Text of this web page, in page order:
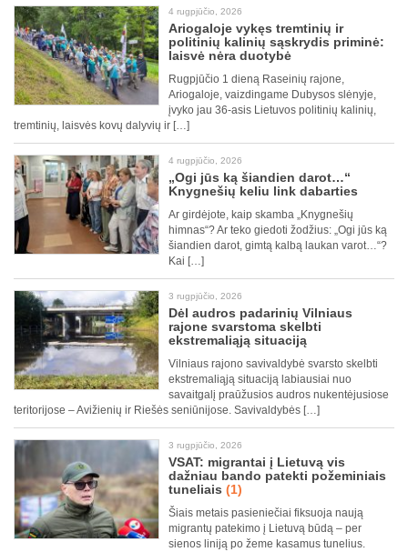
4 rugpjūčio, 2026
Ariogaloje vykęs tremtinių ir
politinių kalinių sąskrydis priminė:
laisvė nėra duotybė
Rugpjūčio 1 dieną Raseinių rajone,
Ariogaloje, vaizdingame Dubysos slėnyje,
įvyko jau 36-asis Lietuvos politinių kalinių,
tremtinių, laisvės kovų dalyvių ir […]
4 rugpjūčio, 2026
„Ogi jūs ką šiandien darot…“
Knygnešių keliu link dabarties
Ar girdėjote, kaip skamba „Knygnešių
himnas“? Ar teko giedoti žodžius: „Ogi jūs ką
šiandien darot, gimtą kalbą laukan varot…“?
Kai […]
3 rugpjūčio, 2026
Dėl audros padarinių Vilniaus
rajone svarstoma skelbti
ekstremaliąją situaciją
Vilniaus rajono savivaldybė svarsto skelbti
ekstremaliąją situaciją labiausiai nuo
savaitgalį praūžusios audros nukentėjusiose
teritorijose – Avižienių ir Riešės seniūnijose. Savivaldybės […]
3 rugpjūčio, 2026
VSAT: migrantai į Lietuvą vis
dažniau bando patekti požeminiais
tuneliais (1)
Šiais metais pasieniečiai fiksuoja naują
migrantų patekimo į Lietuvą būdą – per
sienos liniją po žeme kasamus tunelius.